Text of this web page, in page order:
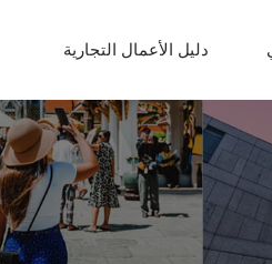
دليل الأعمال التجارية